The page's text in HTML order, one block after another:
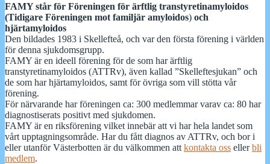
FAMY står för Föreningen för ärftlig transtyretinamyloidos
(Tidigare Föreningen mot familjär amyloidos) och
hjärtamyloidos
Den bildades 1983 i Skellefteå, och var den första förening i världen
för denna sjukdomsgrupp.
FAMY är en ideell förening för de som har ärftlig
transtyretinamyloidos (ATTRv), även kallad ”Skelleftesjukan” och
de som har hjärtamyloidos, samt för övriga som vill stötta vår
förening.
För närvarande har föreningen ca: 300 medlemmar varav ca: 80 har
diagnostiserats positivt med sjukdomen.
FAMY är en riksförening vilket innebär att vi har hela landet som
vårt upptagningsområde. Har du fått diagnos av ATTRv, och bor i
eller utanför Västerbotten är du välkommen att kontakta oss ellerbli
medlem.